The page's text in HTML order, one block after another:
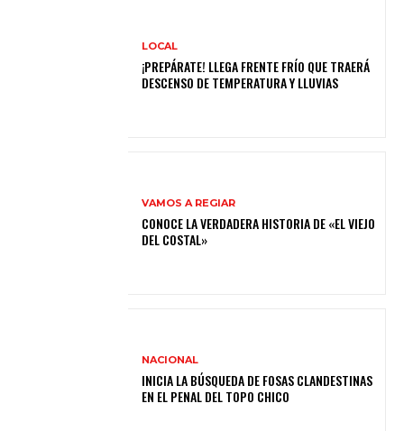
LOCAL
¡PREPÁRATE! LLEGA FRENTE FRÍO QUE TRAERÁ
DESCENSO DE TEMPERATURA Y LLUVIAS
VAMOS A REGIAR
CONOCE LA VERDADERA HISTORIA DE «EL VIEJO
DEL COSTAL»
NACIONAL
INICIA LA BÚSQUEDA DE FOSAS CLANDESTINAS
EN EL PENAL DEL TOPO CHICO